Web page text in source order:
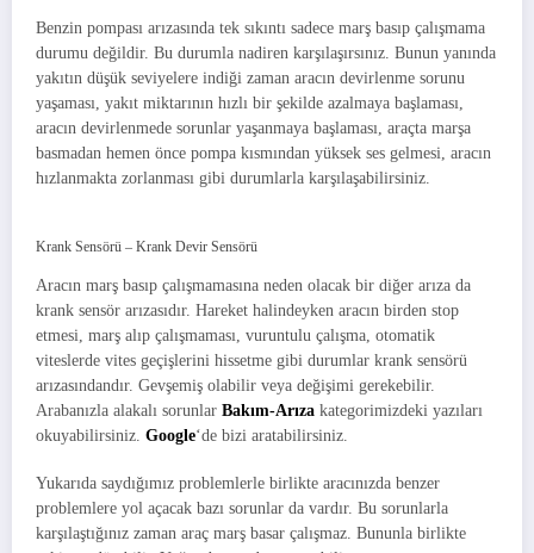
Benzin pompası arızasında tek sıkıntı sadece marş basıp çalışmama
durumu değildir. Bu durumla nadiren karşılaşırsınız. Bunun yanında
yakıtın düşük seviyelere indiği zaman aracın devirlenme sorunu
yaşaması, yakıt miktarının hızlı bir şekilde azalmaya başlaması,
aracın devirlenmede sorunlar yaşanmaya başlaması, araçta marşa
basmadan hemen önce pompa kısmından yüksek ses gelmesi, aracın
hızlanmakta zorlanması gibi durumlarla karşılaşabilirsiniz.
Krank Sensörü – Krank Devir Sensörü
Aracın marş basıp çalışmamasına neden olacak bir diğer arıza da
krank sensör arızasıdır. Hareket halindeyken aracın birden stop
etmesi, marş alıp çalışmaması, vuruntulu çalışma, otomatik
viteslerde vites geçişlerini hissetme gibi durumlar krank sensörü
arızasındandır. Gevşemiş olabilir veya değişimi gerekebilir.
Arabanızla alakalı sorunlar Bakım-Arıza kategorimizdeki yazıları
okuyabilirsiniz. Google‘de bizi aratabilirsiniz.
Yukarıda saydığımız problemlerle birlikte aracınızda benzer
problemlere yol açacak bazı sorunlar da vardır. Bu sorunlarla
karşılaştığınız zaman araç marş basar çalışmaz. Bununla birlikte